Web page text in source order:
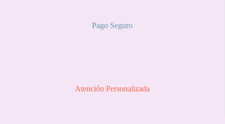
Pago Seguro
Atención Personalizada